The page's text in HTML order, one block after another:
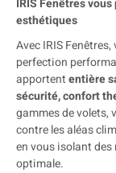
IRIS Fenêtres
esthétiques
Avec IRIS
perfection
apportententière
sécurité, confort
gammes de volets,
contre les aléas
en vous isolant
optimale.